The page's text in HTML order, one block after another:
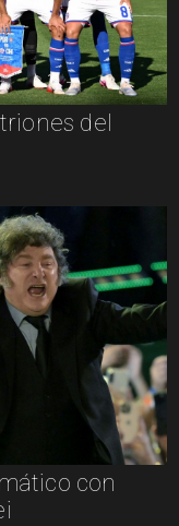
del
con